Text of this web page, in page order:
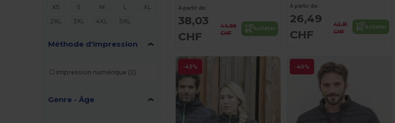
XS S M L
XL
2XL
3XL 4XL 5XL
Méthode d'impression
Impression numérique (2)
Genre - Âge
À partir de:
38,03
CHF
44,99
CHF
Acheter
À partir de:
26,49
CHF
42,91
CHF
Acheter
-43% -40%